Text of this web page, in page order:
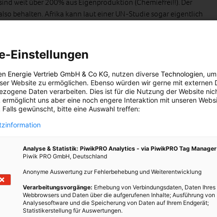
weit über 200% aus Eigenproduktion (Chemiefrei!!). Der
behalten. Afrika kann laut einer UN-Studie sogar eigentlich
Hunger leiden oder gelitten haben. Das dies passierte und
der Kolonialstaaten.
filetieren
der „Wiedergutmachung“ für die bisherige skrupellose
nur verschlimmert und sich als weitere oder gar neue
Bob Geldof musste eingestehen, dass von den 200
Initiativen kein Cent bei den Menschen in Afrika ankam,
der Konzerne oder ominöser Banken floss. Jede
für Griechenland, an entsprechende Auflagen gebunden,
– angeblich – „befreite“ Land wieder an die Kannibalen
– und somit die Sklavenhaltung wieder eingeführt
aufgehört.
unter diesen Mafiamethoden leidenden Länder des Südens,
also von den Konzernen nicht gezahlten Steuern fast 1
diese „armen“ Länder nach wie vor die reichen Länder
Einstellungen
Energie Vertrieb GmbH & Co KG, nutzen diverse Technologien,
Website zu ermöglichen. Ebenso würden wir gerne mit externen
Daten verarbeiten. Dies ist für die Nutzung der Website
ermöglicht uns aber eine noch engere Interaktion mit unseren
Falls gewünscht, bitte eine Auswahl treffen:
Analyse & Statistik: PiwikPRO Analytics - via PiwikPRO Tag Manager
Piwik PRO GmbH, Deutschland
Anonyme Auswertung zur Fehlerbehebung und Weiterentwicklung
Verarbeitungsvorgänge: Erhebung von Verbindungsdaten, Daten Ihres
Webbrowsers und Daten über die aufgerufenen Inhalte; Ausführung von
Analysesoftware und die Speicherung von Daten auf Ihrem Endgerät;
Statistikerstellung für Auswertungen.